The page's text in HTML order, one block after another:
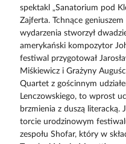
spektakl „Sanatorium pod
Zajferta. Tchnące
wydarzenia stworzył
amerykański kompozytor
festiwal przygotował
Miśkiewicz i Grażyny
Quartet z gościnnym
Lenczowskiego, to wprost
brzmienia z duszą literacką.
torcie urodzinowym
zespołu Shofar, który w